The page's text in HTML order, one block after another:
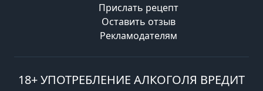
Прислать рецепт
Оставить отзыв
Рекламодателям
18+ УПОТРЕБЛЕНИЕ АЛКОГОЛЯ ВРЕДИТ